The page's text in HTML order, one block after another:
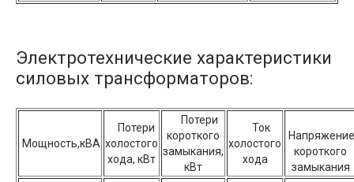
Электротехнические характеристики
силовых трансформаторов:
Мощность,кВА
Потери
холостого
хода, кВт
Потери
короткого
замыкания,
кВт
Ток
холостого
хода
Напряжение
короткого
замыкания